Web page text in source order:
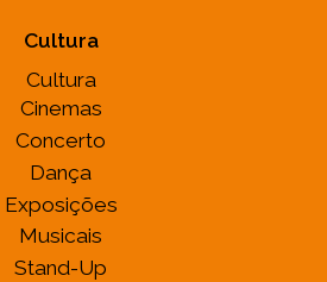
Cultura
Cultura
Cinemas
Concerto
Dança
Exposições
Musicais
Stand-Up